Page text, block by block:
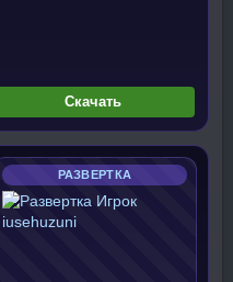
Скачать
РАЗВЕРТКА